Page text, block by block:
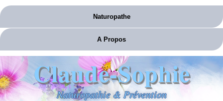
Naturopathe
A Propos
Claude-Sophie
Naturopathie & Prévention